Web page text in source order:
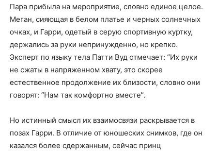
Пара прибыла на мероприятие, словно единое целое.
Меган, сияющая в белом платье и черных солнечных
очках, и Гарри, одетый в серую спортивную куртку,
держались за руки непринужденно, но крепко.
Эксперт по языку тела Патти Вуд отмечает: “Их руки
не сжаты в напряженном хвату, это скорее
естественное продолжение их близости, словно они
говорят: “Нам так комфортно вместе”.
Но истинный смысл их взаимосвязи раскрывается в
позах Гарри. В отличие от юношеских снимков, где он
казался более сдержанным, сейчас принц